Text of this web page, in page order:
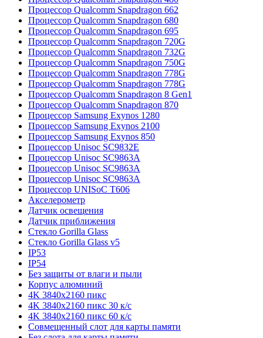
Процессор Qualcomm Snapdragon 662
Процессор Qualcomm Snapdragon 680
Процессор Qualcomm Snapdragon 695
Процессор Qualcomm Snapdragon 720G
Процессор Qualcomm Snapdragon 732G
Процессор Qualcomm Snapdragon 750G
Процессор Qualcomm Snapdragon 778G
Процессор Qualcomm Snapdragon 778G
Процессор Qualcomm Snapdragon 8 Gen1
Процессор Qualcomm Snapdragon 870
Процессор Samsung Exynos 1280
Процессор Samsung Exynos 2100
Процессор Samsung Exynos 850
Процессор Unisoc SC9832E
Процессор Unisoc SC9863A
Процессор Unisoc SC9863A
Процессор Unisoc SC9863A
Процессор UNISoC T606
Акселерометр
Датчик освещения
Датчик приближения
Стекло Gorilla Glass
Стекло Gorilla Glass v5
IP53
IP54
Без защиты от влаги и пыли
Корпус алюминий
4K 3840x2160 пикс
4K 3840x2160 пикс 30 к/с
4K 3840x2160 пикс 60 к/с
Совмещенный слот для карты памяти